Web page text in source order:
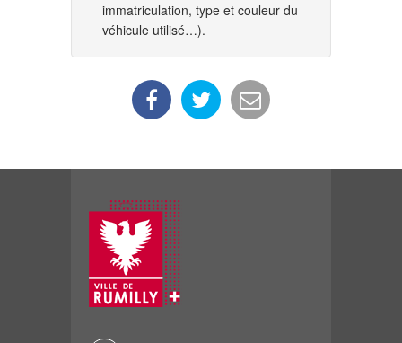
immatriculation, type et couleur du
véhicule utilisé…).